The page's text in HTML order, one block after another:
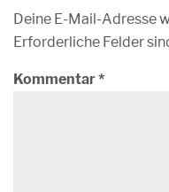
Deine E-Mail-Adresse
Erforderliche Felder
Kommentar*